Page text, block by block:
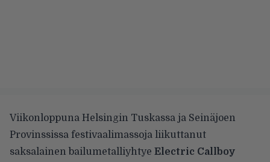
Viikonloppuna Helsingin Tuskassa ja Seinäjoen
Provinssissa festivaalimassoja liikuttanut
saksalainen bailumetalliyhtye Electric Callboy